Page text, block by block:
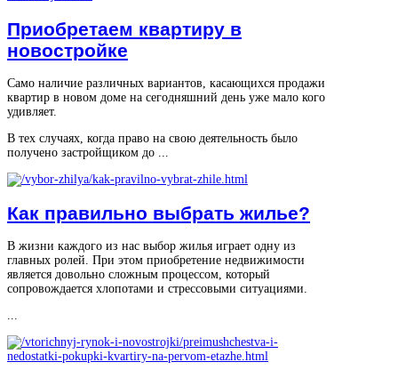
Приобретаем квартиру в
новостройке
Само наличие различных вариантов, касающихся продажи
квартир в новом доме на сегодняшний день уже мало кого
удивляет.
В тех случаях, когда право на свою деятельность было
получено застройщиком до ...
Как правильно выбрать жилье?
В жизни каждого из нас выбор жилья играет одну из
главных ролей. При этом приобретение недвижимости
является довольно сложным процессом, который
сопровождается хлопотами и стрессовыми ситуациями.
...